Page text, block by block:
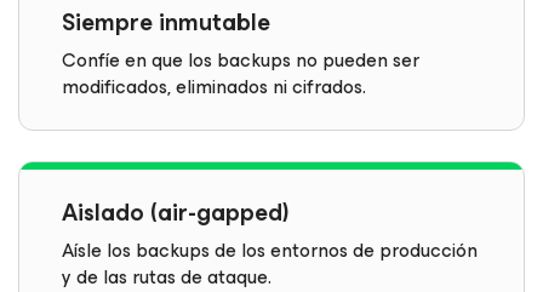
Siempre inmutable
Confíe en que los backups no pueden ser
modificados, eliminados ni cifrados.
Aislado (air-gapped)
Aísle los backups de los entornos de producción
y de las rutas de ataque.